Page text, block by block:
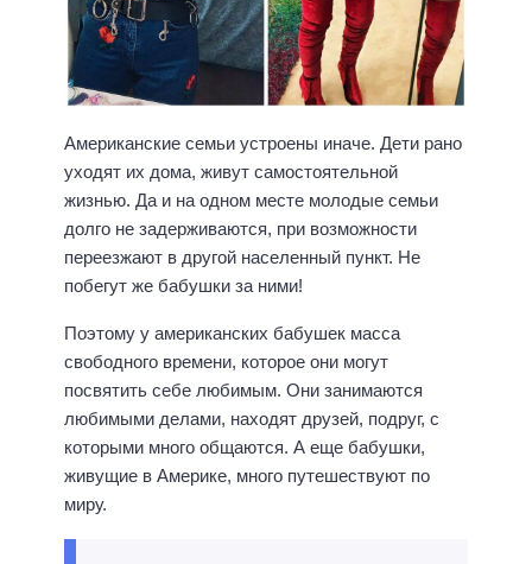
Американские семьи устроены иначе. Дети рано
уходят их дома, живут самостоятельной
жизнью. Да и на одном месте молодые семьи
долго не задерживаются, при возможности
переезжают в другой населенный пункт. Не
побегут же бабушки за ними!
Поэтому у американских бабушек масса
свободного времени, которое они могут
посвятить себе любимым. Они занимаются
любимыми делами, находят друзей, подруг, с
которыми много общаются. А еще бабушки,
живущие в Америке, много путешествуют по
миру.